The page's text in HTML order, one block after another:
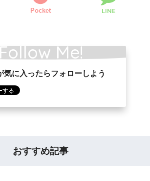
Pocket LINE
Me!
気に入ったらフォローしよう
おすすめ記事